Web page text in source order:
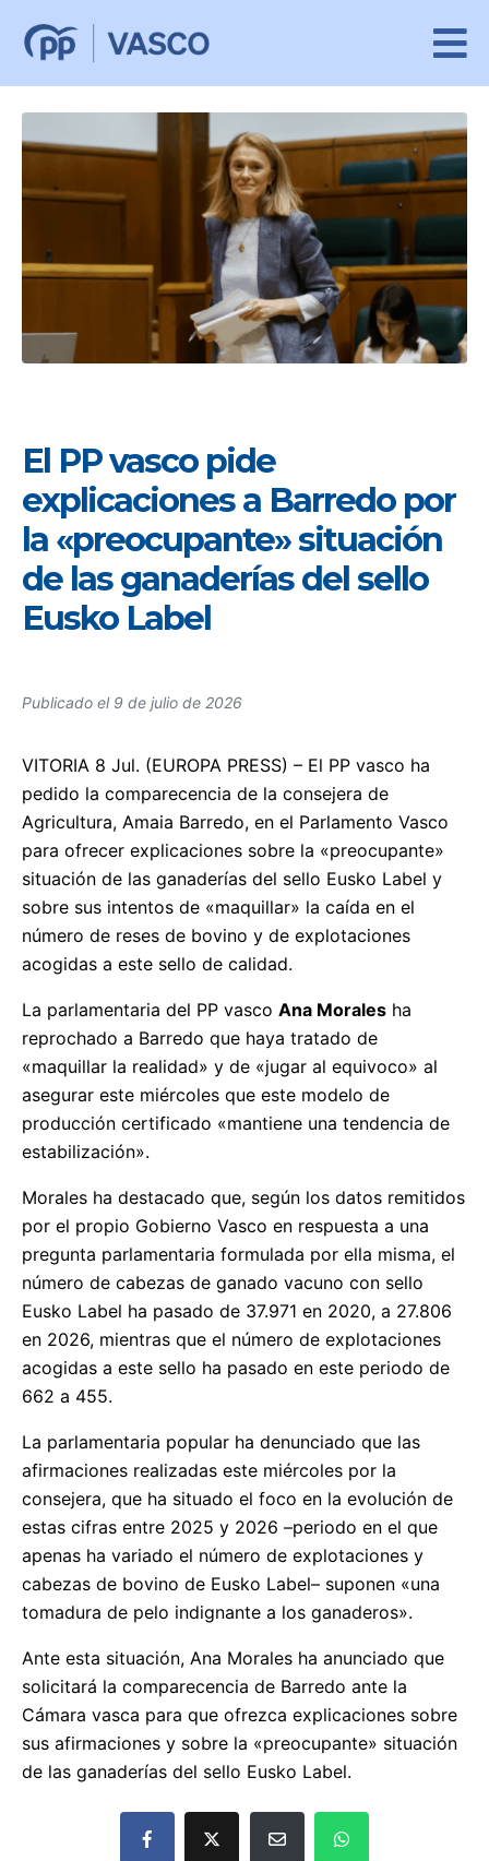
Publicado el 9 de julio de 2026
El PP vasco pide
explicaciones a Barredo por
la «preocupante» situación
de las ganaderías del sello
Eusko Label
VITORIA 8 Jul. (EUROPA PRESS) – El PP vasco ha
pedido la comparecencia de la consejera de
Agricultura, Amaia Barredo, en el Parlamento Vasco
para ofrecer explicaciones sobre la «preocupante»
situación de las ganaderías del sello Eusko Label y
sobre sus intentos de «maquillar» la caída en el
número de reses de bovino y de explotaciones
acogidas a este sello de calidad.
La parlamentaria del PP vasco Ana Morales ha
reprochado a Barredo que haya tratado de
«maquillar la realidad» y de «jugar al equivoco» al
asegurar este miércoles que este modelo de
producción certificado «mantiene una tendencia de
estabilización».
Morales ha destacado que, según los datos remitidos
por el propio Gobierno Vasco en respuesta a una
pregunta parlamentaria formulada por ella misma, el
número de cabezas de ganado vacuno con sello
Eusko Label ha pasado de 37.971 en 2020, a 27.806
en 2026, mientras que el número de explotaciones
acogidas a este sello ha pasado en este periodo de
662 a 455.
La parlamentaria popular ha denunciado que las
afirmaciones realizadas este miércoles por la
consejera, que ha situado el foco en la evolución de
estas cifras entre 2025 y 2026 –periodo en el que
apenas ha variado el número de explotaciones y
cabezas de bovino de Eusko Label– suponen «una
tomadura de pelo indignante a los ganaderos».
Ante esta situación, Ana Morales ha anunciado que
solicitará la comparecencia de Barredo ante la
Cámara vasca para que ofrezca explicaciones sobre
sus afirmaciones y sobre la «preocupante» situación
de las ganaderías del sello Eusko Label.